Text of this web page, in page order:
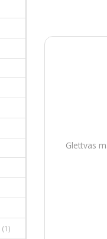
Glettvas
(1)